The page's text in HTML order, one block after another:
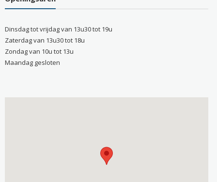
Dinsdag tot vrijdag van 13u30 tot 19u
Zaterdag van 13u30 tot 18u
Zondag van 10u tot 13u
Maandag gesloten